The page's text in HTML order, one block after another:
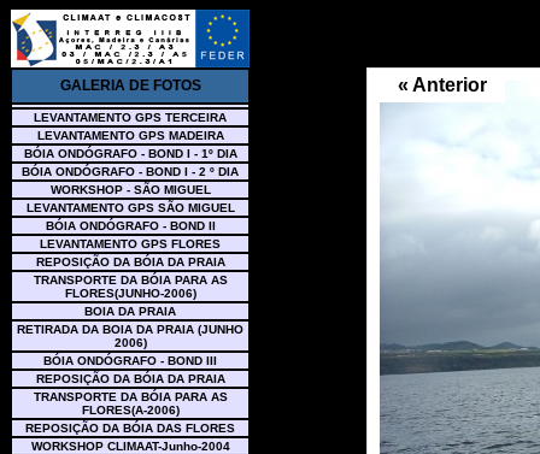
GALERIA DE FOTOS
LEVANTAMENTO GPS TERCEIRA
LEVANTAMENTO GPS MADEIRA
BÓIA ONDÓGRAFO - BOND I - 1º DIA
BÓIA ONDÓGRAFO - BOND I - 2 º DIA
WORKSHOP - SÃO MIGUEL
LEVANTAMENTO GPS SÃO MIGUEL
BÓIA ONDÓGRAFO - BOND II
LEVANTAMENTO GPS FLORES
REPOSIÇÃO DA BÓIA DA PRAIA
TRANSPORTE DA BÓIA PARA AS
FLORES(JUNHO-2006)
BOIA DA PRAIA
RETIRADA DA BOIA DA PRAIA (JUNHO
2006)
BÓIA ONDÓGRAFO - BOND III
REPOSIÇÃO DA BÓIA DA PRAIA
TRANSPORTE DA BÓIA PARA AS
FLORES(A-2006)
REPOSIÇÃO DA BÓIA DAS FLORES
WORKSHOP CLIMAAT-Junho-2004
« Anterior